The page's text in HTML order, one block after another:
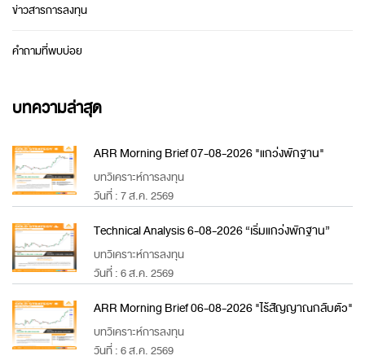
ข่าวสารการลงทุน
คำถามที่พบบ่อย
บทความล่าสุด
ARR Morning Brief 07-08-2026 "แกว่งพักฐาน"
บทวิเคราะห์การลงทุน
วันที่ : 7 ส.ค. 2569
Technical Analysis 6-08-2026 “เริ่มแกว่งพักฐาน”
บทวิเคราะห์การลงทุน
วันที่ : 6 ส.ค. 2569
ARR Morning Brief 06-08-2026 "ไร้สัญญาณกลับตัว"
บทวิเคราะห์การลงทุน
วันที่ : 6 ส.ค. 2569